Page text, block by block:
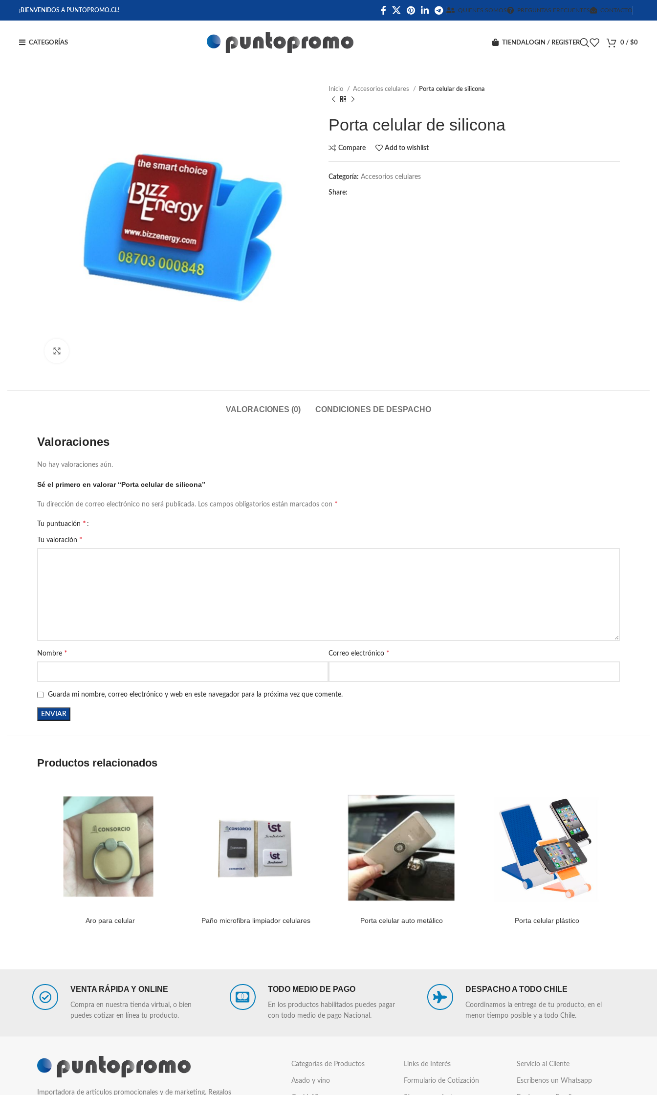
¡BIENVENIDOS A PUNTOPROMO.CL! QUIENES SOMOS PREGUNTAS FRECUENTES CONTACTO
CATEGORÍAS TIENDA LOGIN / REGISTER 0 / $0
Inicio Accesorios celulares Porta celular de silicona
Porta celular de silicona
Compare Add to wishlist
Categoría: Accesorios celulares
Share:
VALORACIONES (0) CONDICIONES DE DESPACHO
Valoraciones
No hay valoraciones aún.
Sé el primero en valorar “Porta celular de silicona”
Tu dirección de correo electrónico no será publicada. Los campos obligatorios están marcados con *
Tu puntuación *
Tu valoración *
Nombre * Correo electrónico *
Guarda mi nombre, correo electrónico y web en este navegador para la próxima vez que comente.
Productos relacionados
Aro para celular LEER MÁS
Paño microfibra limpiador celulares LEER MÁSPorta celular auto metálico Porta celular plástico
VENTA RÁPIDA Y ONLINE
Compra en nuestra tienda virtual, o bien
puedes cotizar en línea tu producto.
TODO MEDIO DE PAGO
En los productos habilitados puedes pagar
con todo medio de pago Nacional.
DESPACHO A TODO CHILE
Coordinamos la entrega de tu producto, en el
menor tiempo posible y a todo Chile.
Importadora de artículos promocionales y de marketing. Regalos
Categorías de Productos
Asado y vino
Links de Interés
Formulario de Cotización
Servicio al Cliente
Escríbenos un Whatsapp